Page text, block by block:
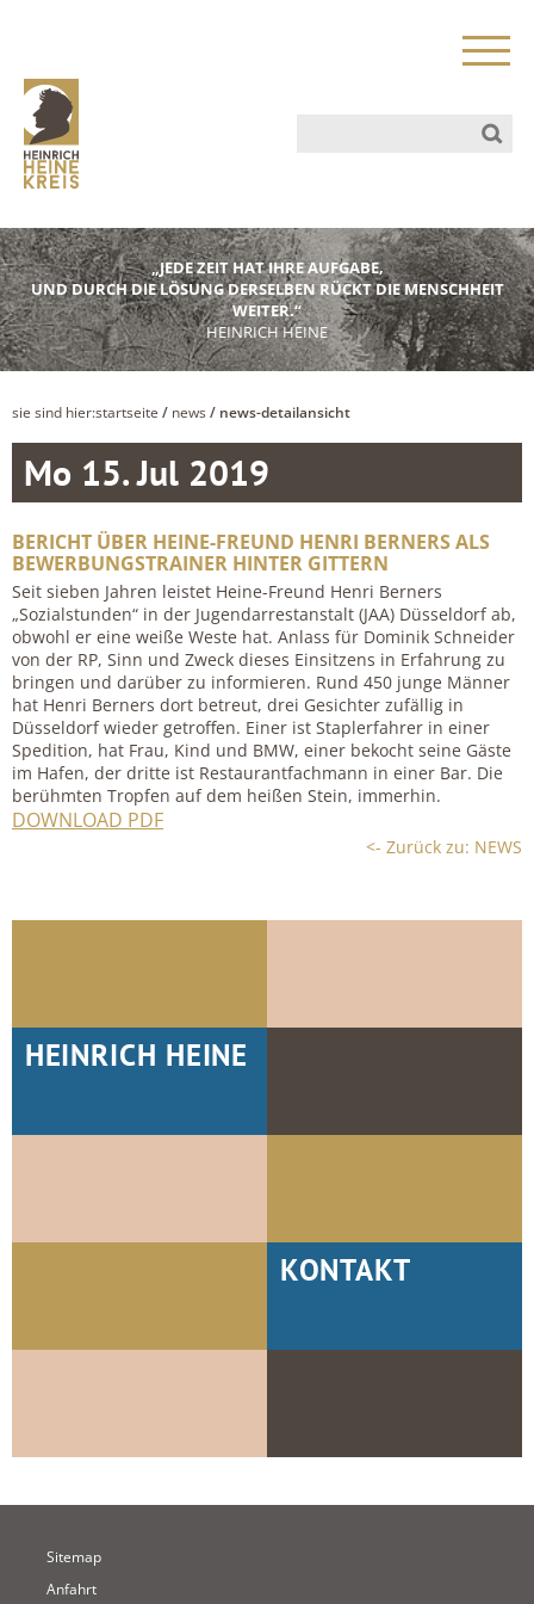
„JEDE ZEIT HAT IHRE AUFGABE,
UND DURCH DIE LÖSUNG DERSELBEN RÜCKT DIE MENSCHHEIT
WEITER.“
HEINRICH HEINE
sie sind hier:startseite / news/ news-detailansicht
Mo 15. Jul 2019
BERICHT ÜBER HEINE-FREUND HENRI BERNERS ALS
BEWERBUNGSTRAINER HINTER GITTERN
Seit sieben Jahren leistet Heine-Freund Henri Berners
„Sozialstunden“ in der Jugendarrestanstalt (JAA) Düsseldorf ab,
obwohl er eine weiße Weste hat. Anlass für Dominik Schneider
von der RP, Sinn und Zweck dieses Einsitzens in Erfahrung zu
bringen und darüber zu informieren. Rund 450 junge Männer
hat Henri Berners dort betreut, drei Gesichter zufällig in
Düsseldorf wieder getroffen. Einer ist Staplerfahrer in einer
Spedition, hat Frau, Kind und BMW, einer bekocht seine Gäste
im Hafen, der dritte ist Restaurantfachmann in einer Bar. Die
berühmten Tropfen auf dem heißen Stein, immerhin.
DOWNLOAD PDF
<- Zurück zu: NEWS
HEINRICH HEINE
KONTAKT
Sitemap
Anfahrt